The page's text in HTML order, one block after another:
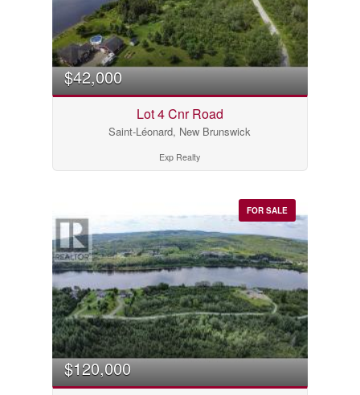
$42,000
Lot 4 Cnr Road
Saint-Léonard, New Brunswick
Exp Realty
FOR SALE
$120,000